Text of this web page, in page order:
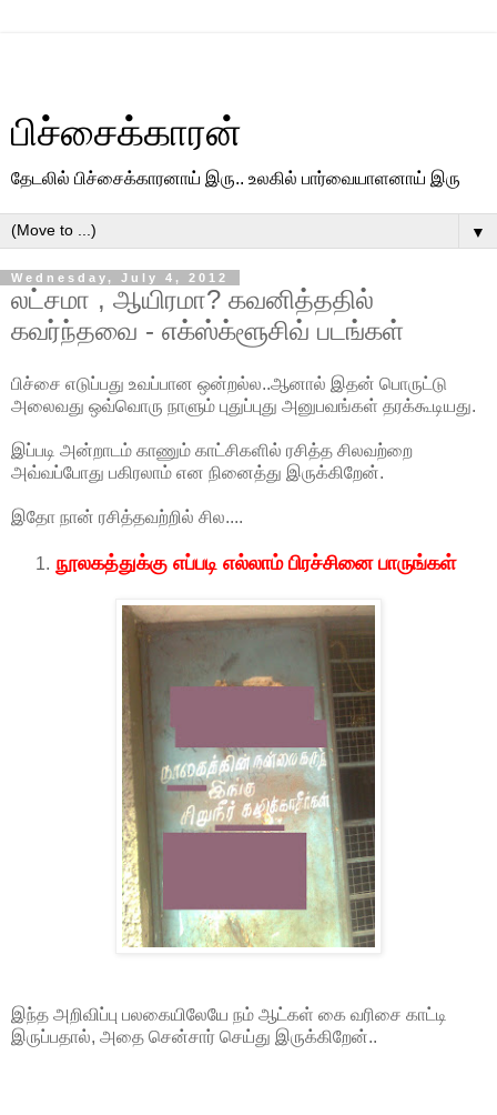
பிச்சைக்காரன்
தேடலில் பிச்சைக்காரனாய் இரு.. உலகில் பார்வையாளனாய் இரு
▼
Wednesday, July 4, 2012
லட்சமா , ஆயிரமா? கவனித்ததில்
கவர்ந்தவை - எக்ஸ்க்ளூசிவ் படங்கள்
பிச்சை எடுப்பது உவப்பான ஒன்றல்ல..ஆனால் இதன் பொருட்டு
அலைவது ஒவ்வொரு நாளும் புதுப்புது அனுபவங்கள் தரக்கூடியது.
இப்படி அன்றாடம் காணும் காட்சிகளில் ரசித்த சிலவற்றை
அவ்வப்போது பகிரலாம் என நினைத்து இருக்கிறேன்.
இதோ நான் ரசித்தவற்றில் சில....
1. நூலகத்துக்கு எப்படி எல்லாம் பிரச்சினை பாருங்கள்
இந்த அறிவிப்பு பலகையிலேயே நம் ஆட்கள் கை வரிசை காட்டி
இருப்பதால், அதை சென்சார் செய்து இருக்கிறேன்..